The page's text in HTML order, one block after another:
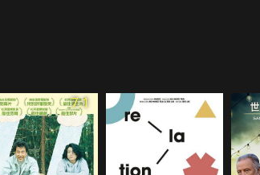
7.1